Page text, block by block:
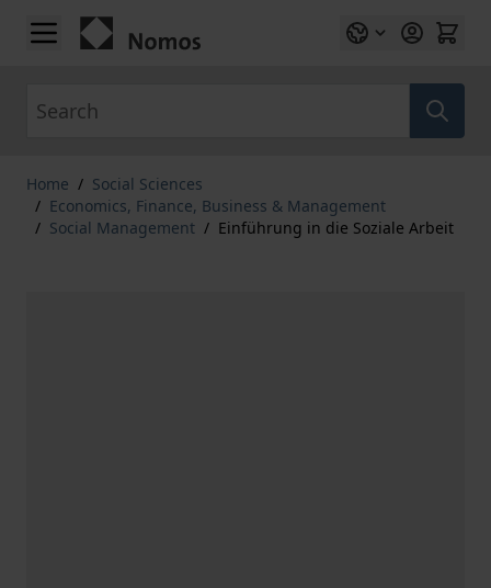
Skip to Content
Home / Social Sciences
/ Economics, Finance, Business & Management
/ Social Management / Einführung in die Soziale Arbeit